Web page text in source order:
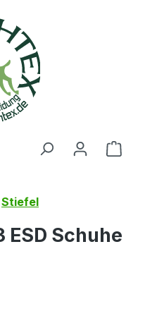
Stiefel
ESD Schuhe